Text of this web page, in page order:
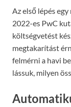
Az első lépés
2022-es PwC
költségvetést
megtakarítást
felmérni a havi
lássuk, milyen